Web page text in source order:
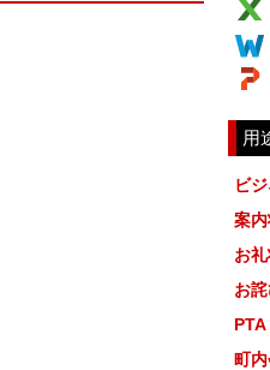
用
ビ
案
お
お
PTA
町